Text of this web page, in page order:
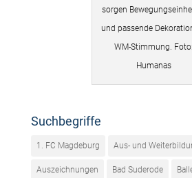
sorgen
und passende
WM-Stimmung. Foto:
Humanas
Suchbegriffe
1. FC Magdeburg Aus- und
Auszeichnungen Bad Suderode